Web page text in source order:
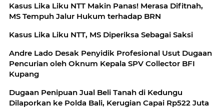
Kasus Lika Liku NTT Makin Panas! Merasa Difitnah,
MS Tempuh Jalur Hukum terhadap BRN
Kasus Lika Liku NTT, MS Diperiksa Sebagai Saksi
Andre Lado Desak Penyidik Profesional Usut Dugaan
Pencurian oleh Oknum Kepala SPV Collector BFI
Kupang
Dugaan Penipuan Jual Beli Tanah di Kedungu
Dilaporkan ke Polda Bali, Kerugian Capai Rp522 Juta